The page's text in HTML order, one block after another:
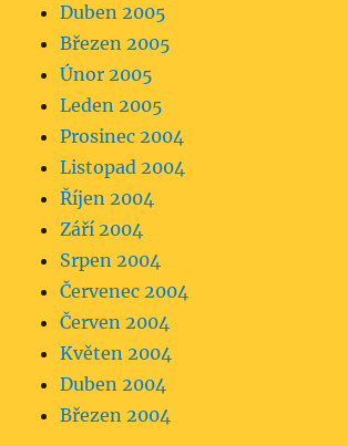
Duben 2005
Březen 2005
Únor 2005
Leden 2005
Prosinec 2004
Listopad 2004
Říjen 2004
Září 2004
Srpen 2004
Červenec 2004
Červen 2004
Květen 2004
Duben 2004
Březen 2004